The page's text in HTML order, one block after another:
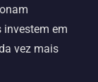
investem em
vez mais